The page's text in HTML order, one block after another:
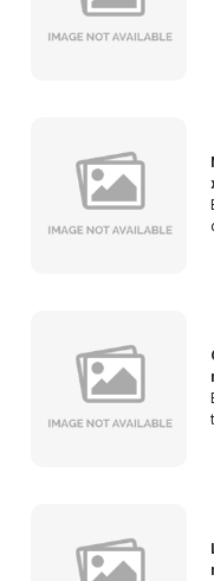
Nguyễn Thanh Bình